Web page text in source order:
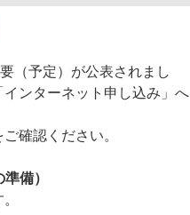
（予定）が公表されまし
ンターネット申し込み」へ
確認ください。
備）